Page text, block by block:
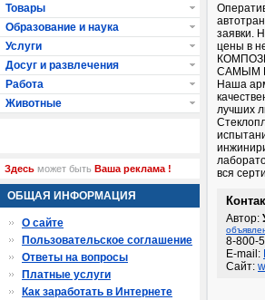
заявки.
цены в
САМЫМ
Наша
лучших
вся
Автор:
8-800-
E-mail:
Сайт:
Товары
Образование и наука
Услуги
Досуг и развлечения
Работа
Животные
Здесь может быть Ваша реклама !
ОБЩАЯ ИНФОРМАЦИЯ
О сайте
Пользовательское соглашение
Ответы на вопросы
Платные услуги
Как заработать в Интернете